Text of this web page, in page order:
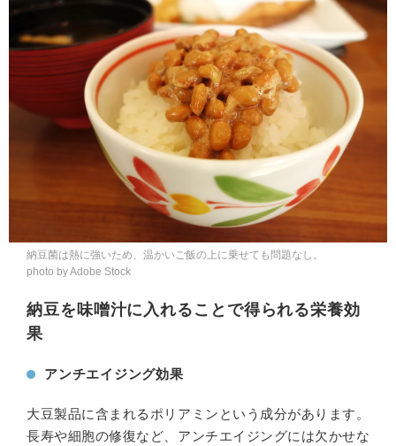
納豆菌は熱に強いため、温かいご飯の上に乗せても問題なし。
photo by Adobe Stock
納豆を味噌汁に入れることで得られる栄養効
果
アンチエイジング効果
大豆製品に含まれるポリアミンという成分があります。
長寿や細胞の修復など、アンチエイジングには欠かせな